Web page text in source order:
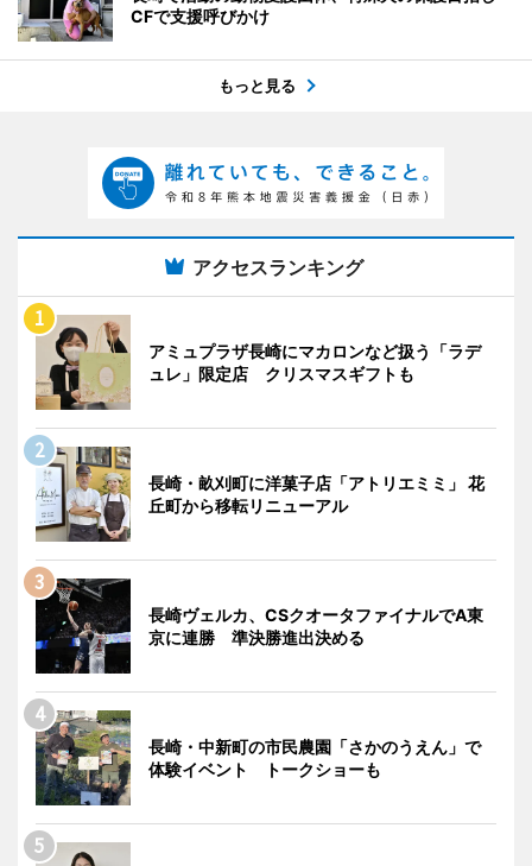
CFで支援呼びかけ
もっと見る
アクセスランキング
アミュプラザ長崎にマカロンなど扱う「ラデ
ュレ」限定店 クリスマスギフトも
長崎・畝刈町に洋菓子店「アトリエミミ」 花
丘町から移転リニューアル
長崎ヴェルカ、CSクオータファイナルでA東
京に連勝 準決勝進出決める
長崎・中新町の市民農園「さかのうえん」で
体験イベント トークショーも